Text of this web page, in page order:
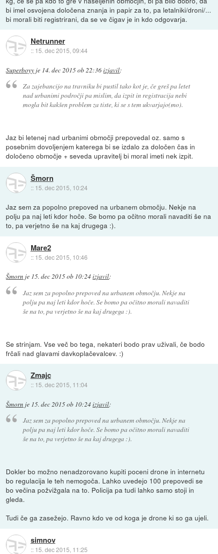
bi imel osvojena določena znanja in papir za to, pa letalniki/droni/...
bi morali biti registrirani, da se ve čigav je in kdo odgovarja.
Netrunner
:: 15. dec 2015, 09:44
Superboyy je 14. dec 2015 ob 22:36izjavil:
Za zajebancijo na travniku bi pustil tako kot je, če greš pa letet
nad urbanimi področji pa mislim, da izpit in registracija nebi
mogla bit kakšen problem za tiste, ki se s tem ukvarjajo(mo).
Jaz bi letenej nad urbanimi območji prepovedal oz. samo s
posebnim dovoljenjem katerega bi se izdalo za določen čas in
določeno območje + seveda upravitelj bi moral imeti nek izpit.
Šmorn
:: 15. dec 2015, 10:24
Jaz sem za popolno prepoved na urbanem območju. Nekje na
polju pa naj leti kdor hoče. Se bomo pa očitno morali navaditi še na
to, pa verjetno še na kaj drugega :).
Mare2
:: 15. dec 2015, 10:46
Šmorn je 15. dec 2015 ob 10:24izjavil:
Jaz sem za popolno prepoved na urbanem območju. Nekje na
polju pa naj leti kdor hoče. Se bomo pa očitno morali navaditi
še na to, pa verjetno še na kaj drugega :).
Se strinjam. Vse več bo tega, nekateri bodo prav uživali, če bodo
frčali nad glavami davkoplačevalcev. :)
Zmajc
:: 15. dec 2015, 11:04
Šmorn je 15. dec 2015 ob 10:24izjavil:
Jaz sem za popolno prepoved na urbanem območju. Nekje na
polju pa naj leti kdor hoče. Se bomo pa očitno morali navaditi
še na to, pa verjetno še na kaj drugega :).
Dokler bo možno nenadzorovano kupiti poceni drone in internetu
bo regulacija le teh nemogoča. Lahko uvedejo 100 prepovedi se
bo večina požvižgala na to. Policija pa tudi lahko samo stoji in
gleda.
Tudi če ga zasežejo. Ravno kdo ve od koga je drone ki so ga ujeli.
simnov
:: 15. dec 2015, 11:25